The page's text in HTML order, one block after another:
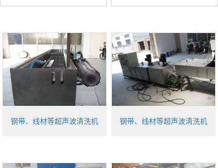
钢带、线材等超声波清洗机 钢带、线材等超声波清洗机